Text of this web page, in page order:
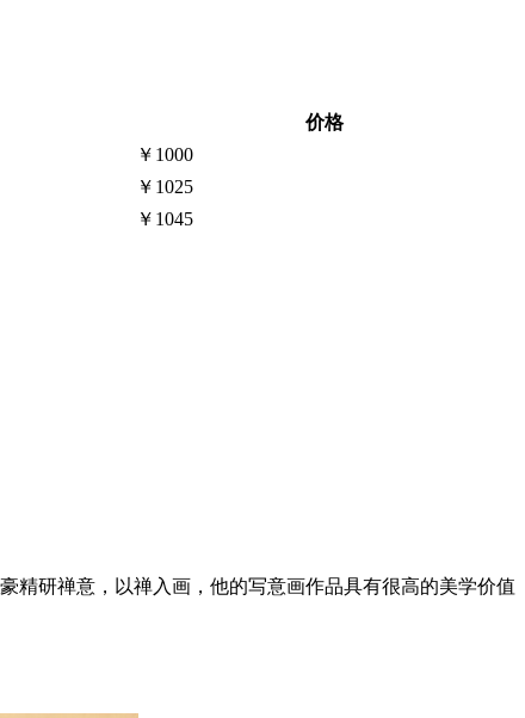
价格
￥1000
￥1025
￥1045
精研禅意，以禅入画，他的写意画作品具有很高的美学价值